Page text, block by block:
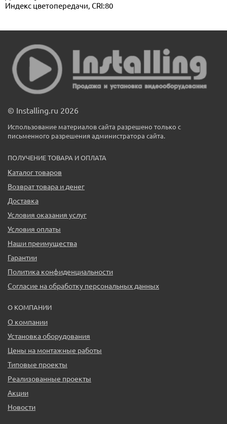
Индекс цветопередачи, CRI:80
© Installing.ru 2026
Использование материалов сайта разрешено только с
письменного разрешения администратора сайта.
ПОЛУЧЕНИЕ ТОВАРА И ОПЛАТА
Каталог товаров
Возврат товара и денег
Доставка
Условия оказания услуг
Условия оплаты
Наши преимущества
Гарантии
Политика конфиденциальности
Согласие на обработку персональных данных
О КОМПАНИИ
О компании
Установка оборудования
Цены на монтажные работы
Типовые проекты
Реализованные проекты
Акции
Новости